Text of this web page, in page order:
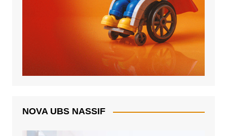
NOVA UBS NASSIF